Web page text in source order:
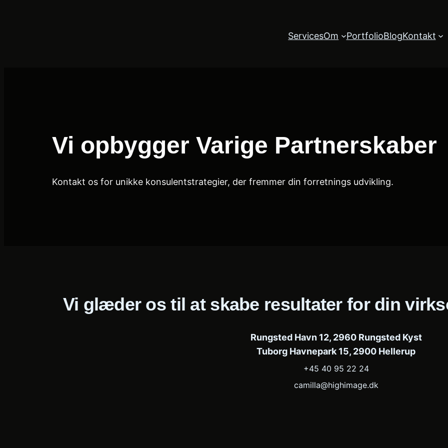
ServicesOm PortfolioBlogKontakt
Vi opbygger Varige Partnerskaber
Kontakt os for unikke konsulentstrategier, der fremmer din forretnings udvikling.
Vi glæder os til at skabe resultater for din
Rungsted Havn 12, 2960 Rungsted Kyst
Tuborg Havnepark 15, 2900 Hellerup
+45 40 95 22 24
camilla@highimage.dk